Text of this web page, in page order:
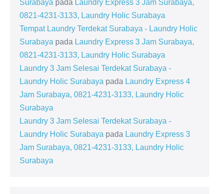
Surabaya pada Laundry Express 3 Jam Surabaya,
0821-4231-3133, Laundry Holic Surabaya
Tempat Laundry Terdekat Surabaya - Laundry Holic
Surabaya pada Laundry Express 3 Jam Surabaya,
0821-4231-3133, Laundry Holic Surabaya
Laundry 3 Jam Selesai Terdekat Surabaya -
Laundry Holic Surabaya pada Laundry Express 4
Jam Surabaya, 0821-4231-3133, Laundry Holic
Surabaya
Laundry 3 Jam Selesai Terdekat Surabaya -
Laundry Holic Surabaya pada Laundry Express 3
Jam Surabaya, 0821-4231-3133, Laundry Holic
Surabaya